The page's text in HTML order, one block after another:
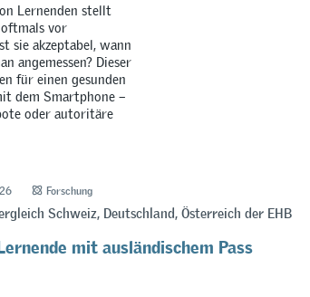
Lernenden stellt
vor
sie akzeptabel, wann
angemessen? Dieser
für einen gesunden
dem Smartphone –
oder autoritäre
Forschung
Schweiz, Deutschland, Österreich der EHB
mit ausländischem Pass